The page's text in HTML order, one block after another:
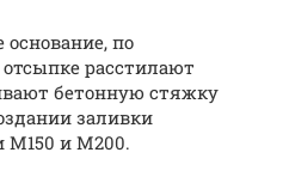
по
расстилают
бетонную стяжку
заливки
М150 и М200.